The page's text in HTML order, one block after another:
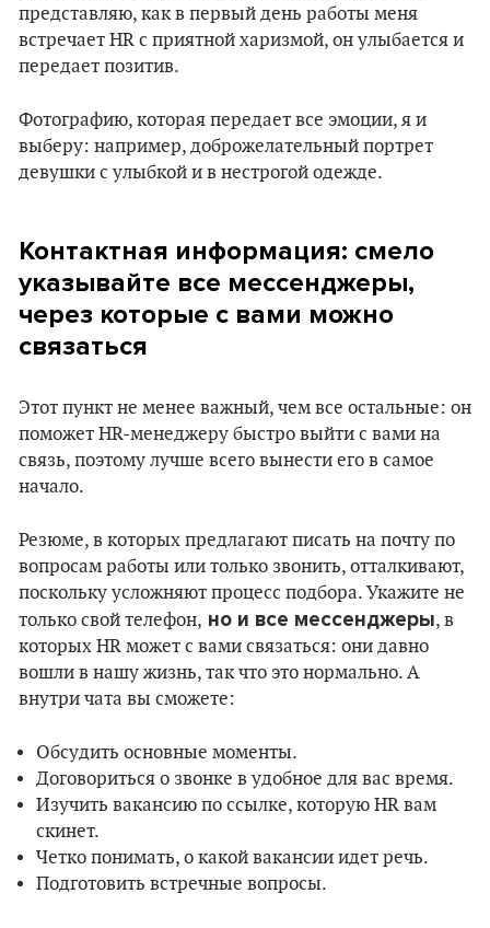
представляю, как в первый день работы меня
встречает HR с приятной харизмой, он улыбается и
передает позитив.
Фотографию, которая передает все эмоции, я и
выберу: например, доброжелательный портрет
девушки с улыбкой и в нестрогой одежде.
Контактная информация: смело
указывайте все мессенджеры,
через которые с вами можно
связаться
Этот пункт не менее важный, чем все остальные: он
поможет HR-менеджеру быстро выйти с вами на
связь, поэтому лучше всего вынести его в самое
начало.
Резюме, в которых предлагают писать на почту по
вопросам работы или только звонить, отталкивают,
поскольку усложняют процесс подбора. Укажите не
только свой телефон, но и все мессенджеры, в
которых HR может с вами связаться: они давно
вошли в нашу жизнь, так что это нормально. А
внутри чата вы сможете:
Обсудить основные моменты.
Договориться о звонке в удобное для вас время.
Изучить вакансию по ссылке, которую HR вам
скинет.
Четко понимать, о какой вакансии идет речь.
Подготовить встречные вопросы.